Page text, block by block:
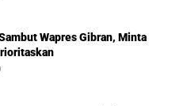
Wapres Gibran, Minta